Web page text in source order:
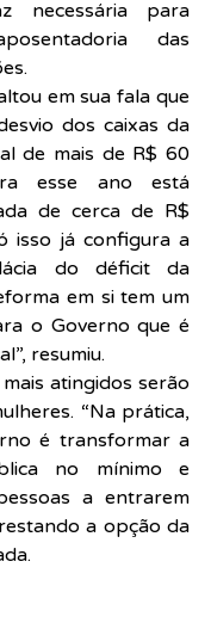
necessária para
das
em sua fala que
dos caixas da
de mais de R$ 60
esse ano está
de cerca de R$
isso já configura a
do déficit da
em si tem um
o Governo que é
resumiu.
atingidos serão
“Na prática,
é transformar a
no mínimo e
a entrarem
a opção da